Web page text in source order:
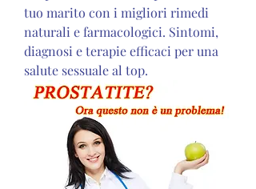
tuo marito con i migliori rimedi
naturali e farmacologici. Sintomi,
diagnosi e terapie efficaci per una
salute sessuale al top.